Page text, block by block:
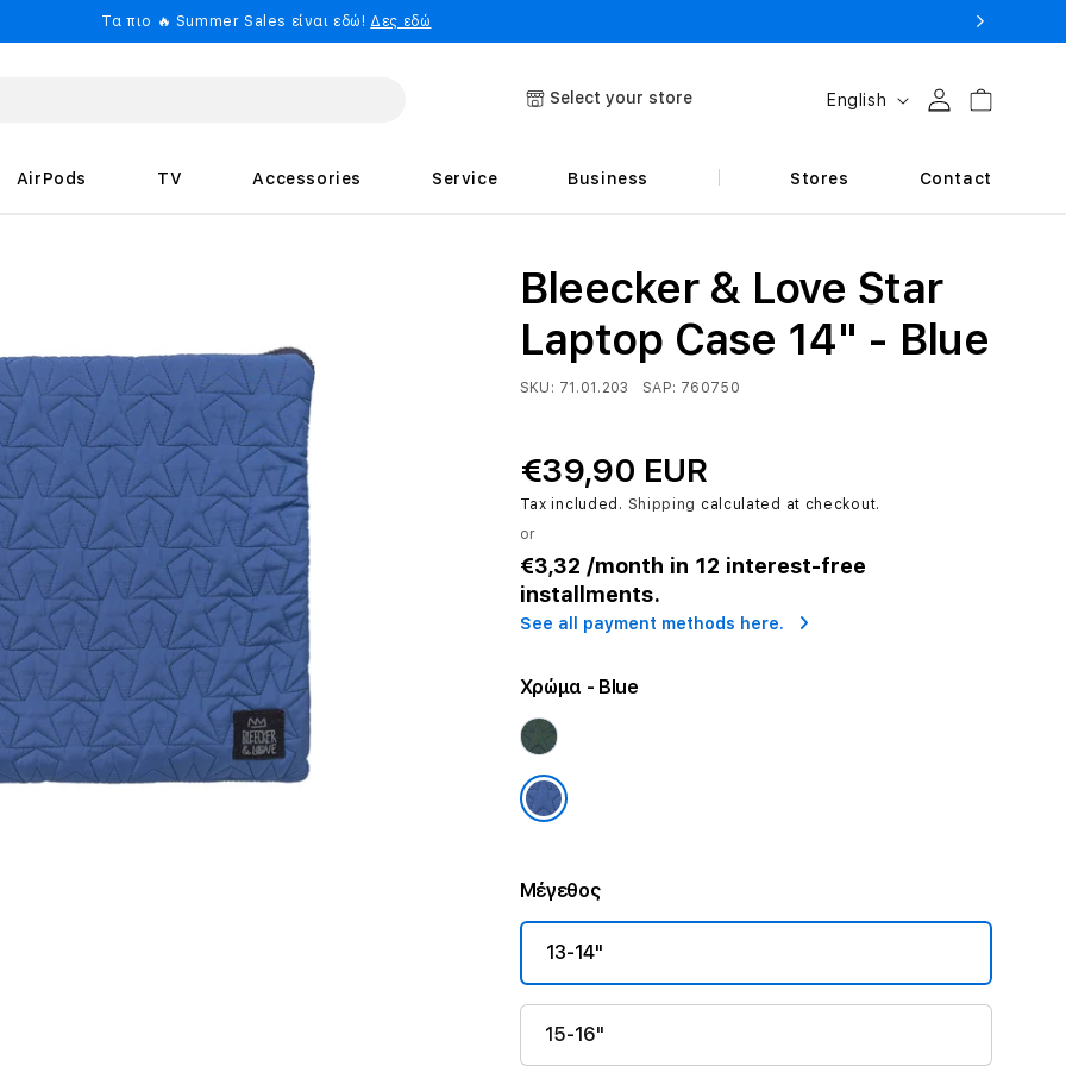
Τα πιο 🔥 Summer Sales είναι εδώ! Δες εδώ
Select your store
L
n
a
g
e
English Log in Cart
AirPods TV Accessories Service Business Stores Contact
Bleecker & Love Star
Laptop Case 14" - Blue
SKU: 71.01.203 SAP: 760750
€39,90 EUR
Tax included. Shipping calculated at checkout.
or
€3,32 /month in 12 interest-free
installments.
See all payment methods here.
Χρώμα - Blue
Μέγεθος
13-14"
15-16"